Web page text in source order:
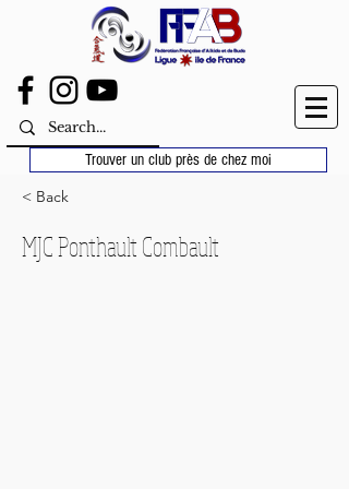
Trouver un club près de chez moi
< Back
MJC Ponthault Combault